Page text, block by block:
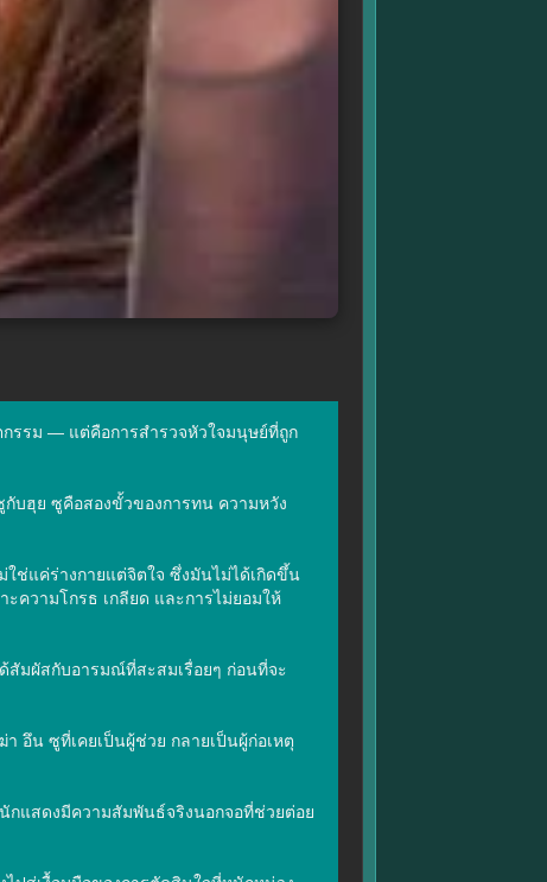
กรรม — แต่คือการสำรวจหัวใจมนุษย์ที่ถูก
กับฮุย ซูคือสองขั้วของการทน ความหวัง
ช่แค่ร่างกายแต่จิตใจ ซึ่งมันไม่ได้เกิดขึ้น
ความโกรธ เกลียด และการไม่ยอมให้
สัมผัสกับอารมณ์ที่สะสมเรื่อยๆ ก่อนที่จะ
อึน ซูที่เคยเป็นผู้ช่วย กลายเป็นผู้ก่อเหตุ
กแสดงมีความสัมพันธ์จริงนอกจอที่ช่วยต่อย